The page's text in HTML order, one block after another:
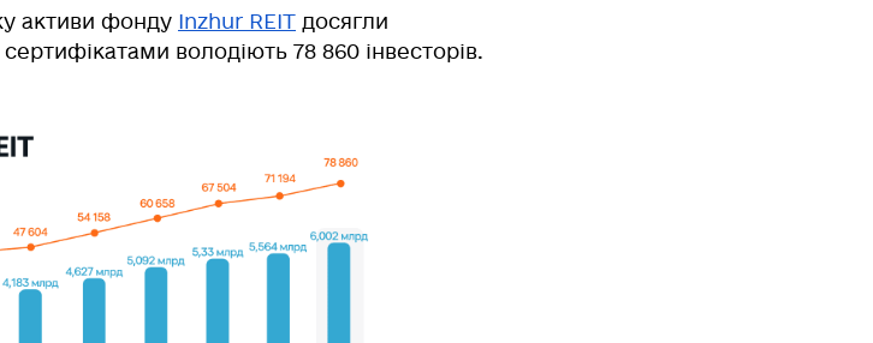
активи фонду Inzhur REIT досягли
сертифікатами володіють 78 860 інвесторів.